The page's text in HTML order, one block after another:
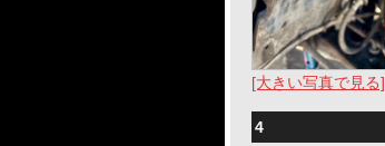
[大きい写真で見る]
4